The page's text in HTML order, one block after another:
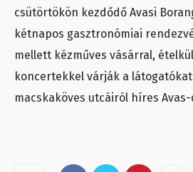
csütörtökön kezdődő Avasi
kétnapos gasztronómiai
mellett kézműves vásárral,
koncertekkel várják a
macskaköves utcáiról híres